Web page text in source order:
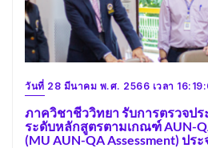
วันที่ 28 มีนาคม พ.ศ. 2566 เวลา
ภาควิชาชีววิทยา รับการตรวจป
ระดับหลักสูตรตามเกณฑ์ AUN-
(MU AUN-QA Assessment) ประ